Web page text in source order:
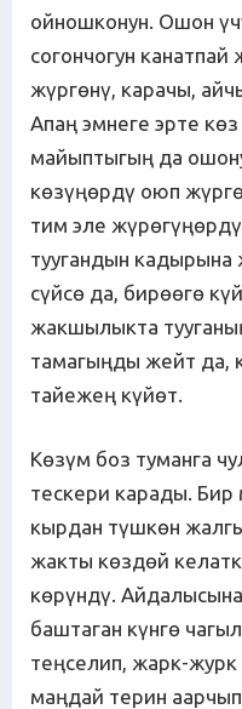
ойношконун. Ошон
согончогун
жүргөнү, карачы,
Апаң эмнеге эрте
майыптыгың да
көзүңөрдү оюп
тим эле
туугандын
сүйсө да, бирөөгө
жакшылыкта
тамагыңды жейт да,
тайежең күйөт.
Көзүм боз туманга
тескери карады. Бир
кырдан түшкөн
жакты көздөй
көрүндү.
баштаган күнгө
теңселип, жарк-журк
маңдай терин